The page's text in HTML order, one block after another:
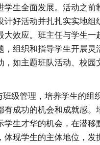
学生全面发展。活动之前
计好活动并扎扎实实地组
大效应。班主任与学生一
，组织和指导学生开展灵
，如主题班队活动、校园
班级管理，培养学生的组
有成功的机会和成就感。
学生才华的机会，在潜移
体现学生的主体地位，发